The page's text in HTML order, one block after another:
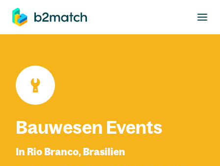
springen
Bauwesen Events
In Rio Branco, Brasilien